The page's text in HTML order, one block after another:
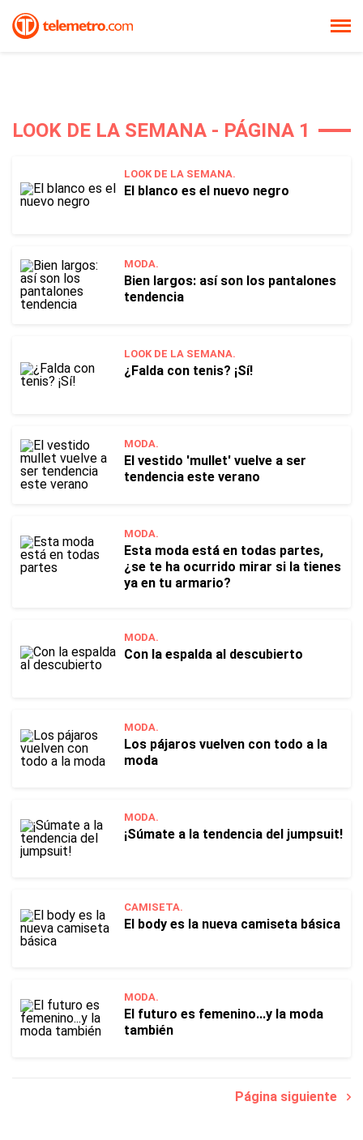
LOOK DE LA SEMANA - PÁGINA 1
LOOK DE LA SEMANA.
El blanco es el nuevo negro
MODA.
Bien largos: así son los pantalones
tendencia
LOOK DE LA SEMANA.
¿Falda con tenis? ¡Sí!
MODA.
El vestido 'mullet' vuelve a ser
tendencia este verano
MODA.
Esta moda está en todas partes,
¿se te ha ocurrido mirar si la tienes
ya en tu armario?
MODA.
Con la espalda al descubierto
MODA.
Los pájaros vuelven con todo a la
moda
MODA.
¡Súmate a la tendencia del jumpsuit!
CAMISETA.
El body es la nueva camiseta básica
MODA.
El futuro es femenino...y la moda
también
Página siguiente